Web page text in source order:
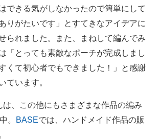
できる気がしなかったので簡単にして
りがたいです」とすてきなアイデアに
られました。また、まねして編んでみ
「とっても素敵なポーチが完成しまし
くて初心者でもできました！」と感謝
ています。
、この他にもさまざまな作品の編み
。
BASEでは、ハンドメイド作品の販